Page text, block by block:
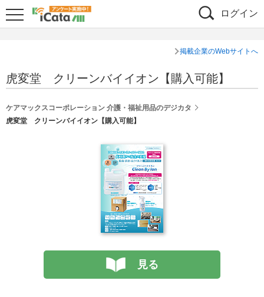
ログイン
掲載企業のWebサイトへ
虎変堂 クリーンバイイオン【購入可能】
ケアマックスコーポレーション 介護・福祉用品のデジカタ
虎変堂 クリーンバイイオン【購入可能】
見る